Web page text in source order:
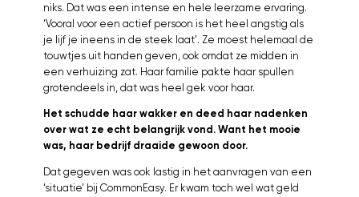
niks. Dat was een intense en hele leerzame ervaring.
‘Vooral voor een actief persoon is het heel angstig als
je lijf je ineens in de steek laat’. Ze moest helemaal de
touwtjes uit handen geven, ook omdat ze midden in
een verhuizing zat. Haar familie pakte haar spullen
grotendeels in, dat was heel gek voor haar.
Het schudde haar wakker en deed haar nadenken
over wat ze echt belangrijk vond. Want het mooie
was, haar bedrijf draaide gewoon door.
Dat gegeven was ook lastig in het aanvragen van een
‘situatie’ bij CommonEasy. Er kwam toch wel wat geld